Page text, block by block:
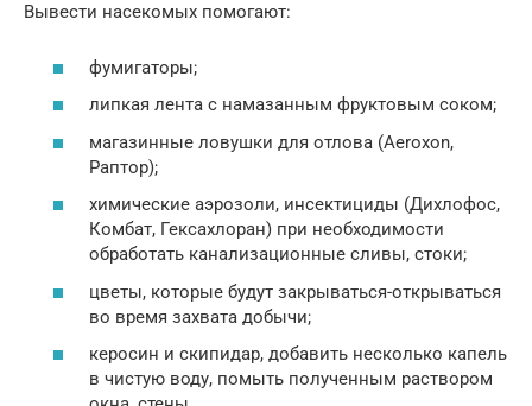
Вывести насекомых помогают:
фумигаторы;
липкая лента с намазанным фруктовым соком;
магазинные ловушки для отлова (Aeroxon,
Раптор);
химические аэрозоли, инсектициды (Дихлофос,
Комбат, Гексахлоран) при необходимости
обработать канализационные сливы, стоки;
цветы, которые будут закрываться-открываться
во время захвата добычи;
керосин и скипидар, добавить несколько капель
в чистую воду, помыть полученным раствором